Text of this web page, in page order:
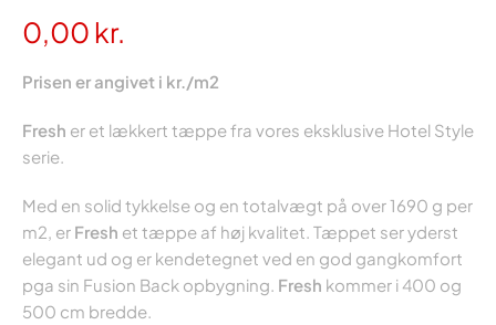
0,00 kr.
Prisen er angivet i kr./m2
Fresh er et lækkert tæppe fra vores eksklusive Hotel Style
serie.
Med en solid tykkelse og en totalvægt på over 1690 g per
m2, er Fresh et tæppe af høj kvalitet. Tæppet ser yderst
elegant ud og er kendetegnet ved en god gangkomfort
pga sin Fusion Back opbygning. Fresh kommer i 400 og
500 cm bredde.